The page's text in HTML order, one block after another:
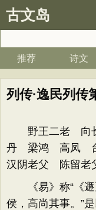
古文岛
推荐 诗文
列传·逸民列传
野王二老 向
丹 梁鸿 高凤
汉阴老父 陈留
《易》称“《遯
侯，高尚其事。”